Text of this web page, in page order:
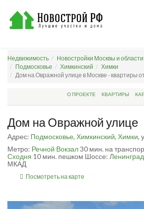
Недвижимость
Новостройки Москвы и
Подмосковье
Химкинский
Химки
Дом на Овражной улице в Москве - квартиры
О ПРОЕКТЕ КВАРТИРЫ
Дом на Овражной улице
Адрес: Подмосковье, Химкинский, Химки,
Метро: Речной Вокзал30 мин. на
Сходня 10 мин. пешком Шоссе:
МКАД
Посмотреть на карте